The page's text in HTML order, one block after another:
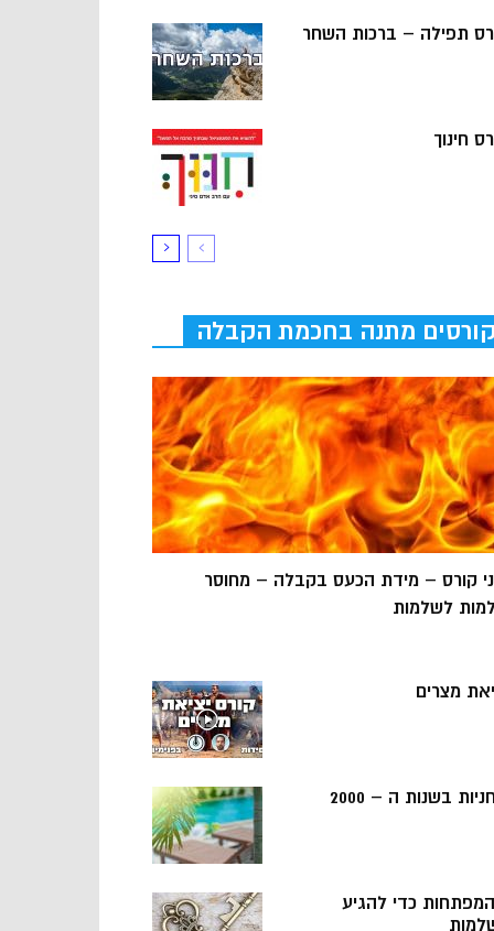
תפילה – ברכות השחר
חינוך
קורסים מתנה בחכמת הקבלה
קורס – מידת הכעס בקבלה – מחוסר
לשלמות
מצרים
בשנות ה – 2000
5 המפתחות כדי להגיע